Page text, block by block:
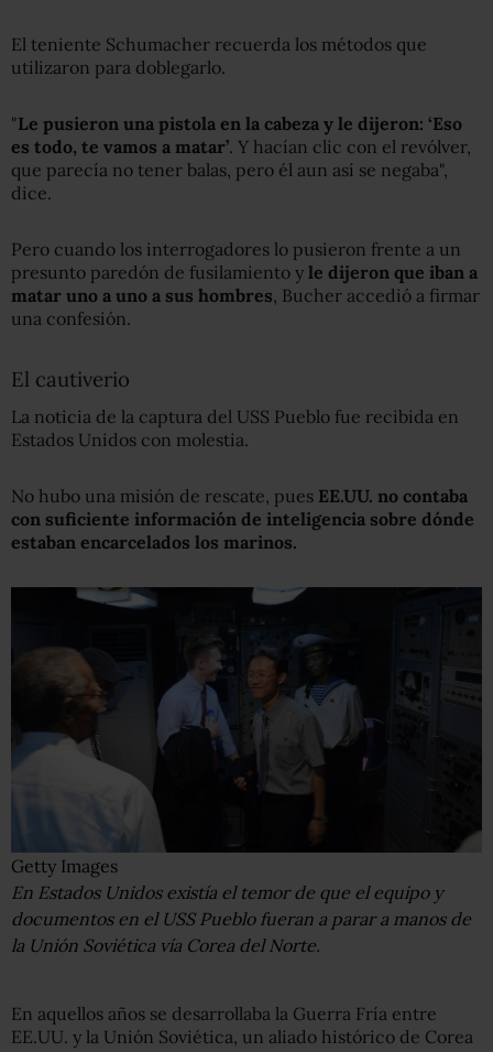
El teniente Schumacher recuerda los métodos que
utilizaron para doblegarlo.
"Le pusieron una pistola en la cabeza y le dijeron: ‘Eso
es todo, te vamos a matar’. Y hacían clic con el revólver,
que parecía no tener balas, pero él aun así se negaba",
dice.
Pero cuando los interrogadores lo pusieron frente a un
presunto paredón de fusilamiento y le dijeron que iban a
matar uno a uno a sus hombres , Bucher accedió a firmar
una confesión.
El cautiverio
La noticia de la captura del USS Pueblo fue recibida en
Estados Unidos con molestia.
No hubo una misión de rescate, pues EE.UU. no contaba
con suficiente información de inteligencia sobre dónde
estaban encarcelados los marinos.
Getty Images
En Estados Unidos existía el temor de que el equipo y
documentos en el USS Pueblo fueran a parar a manos de
la Unión Soviética vía Corea del Norte.
En aquellos años se desarrollaba la Guerra Fría entre
EE.UU. y la Unión Soviética, un aliado histórico de Corea